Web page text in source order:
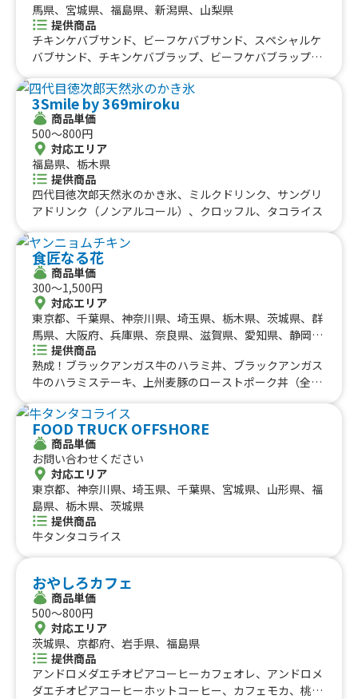
馬県、宮城県、福島県、新潟県、山梨県
提供商品
チキンケバブサンド、ビーフケバブサンド、スペシャルケ
バブサンド、チキンケバブラップ、ビーフケバブラップ、
ブ丼、カーリーフライ、チュロス
3Smile by 369miroku
商品単価
500〜800円
対応エリア
福島県、栃木県
提供商品
四代目徳次郎天然氷のかき氷、ミルクドリンク、サングリ
アドリンク（ノンアルコール）、クロッフル、タコライス
食匠なる花
商品単価
300〜1,500円
対応エリア
東京都、千葉県、神奈川県、埼玉県、栃木県、茨城県、群
馬県、大阪府、兵庫県、奈良県、滋賀県、愛知県、静岡
県、宮城県、福島県、石川県、山梨県、長野県、北海道、
青森県、岩手県、秋田県、山形県、福岡県、熊本県、大分
県、宮崎県、鹿児島県
提供商品
熟成！ブラックアンガス牛のハラミ丼、ブラックアンガス
牛のハラミステーキ、上州麦豚のローストポーク丼（全国
ックアンガス牛のハラミ串焼き、牛すじ焼き、チーズタッ
カルビ、旨辛トッポキ、ヤンニョムチキン、超ロングポテ
ト、生ビール、マンゴービール、マンゴーハイボール、マ
ンゴージュース、ピーチハイボール、スイカジュース、も
もジュース、梨ジュース、レモネード、ソフトドリンク
FOOD TRUCK OFFSHORE
商品単価
お問い合わせください
対応エリア
東京都、神奈川県、埼玉県、千葉県、宮城県、山形県、福
島県、栃木県、茨城県
提供商品
牛タンタコライス
おやしろカフェ
商品単価
500〜800円
対応エリア
茨城県、京都府、岩手県、福島県
提供商品
アンドロメダエチオピアコーヒーカフェオレ、アンドロメ
ダエチオピアコーヒーホットコーヒー、カフェモカ、桃ソ